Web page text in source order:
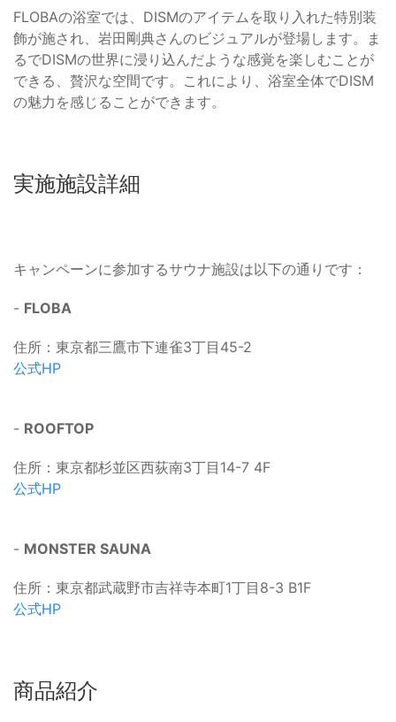
FLOBAの浴室では、DISMのアイテムを取り入れた特別装
飾が施され、岩田剛典さんのビジュアルが登場します。ま
るでDISMの世界に浸り込んだような感覚を楽しむことが
できる、贅沢な空間です。これにより、浴室全体でDISM
の魅力を感じることができます。
実施施設詳細
キャンペーンに参加するサウナ施設は以下の通りです：
- FLOBA
住所：東京都三鷹市下連雀3丁目45-2
公式HP
- ROOFTOP
住所：東京都杉並区西荻南3丁目14-7 4F
公式HP
- MONSTER SAUNA
住所：東京都武蔵野市吉祥寺本町1丁目8-3 B1F
公式HP
商品紹介